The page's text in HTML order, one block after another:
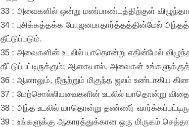
33 : அவைகளில் ஒன்று மண்பாண்டத்திற்குள்
34 : புசிக்கத்தக்க போஜனபாதார்த்தத்தின்மேல் அந்தத்
தீட்டுப்படும்.
35 : அவைகளின் உடலில் யாதொன்று எதின்மேல்
தீட்டுப்பட்டிருக்கும்; ஆகையால், அவைகள்
36 : ஆனாலும், நீரூற்றும் மிகுந்த ஜலம் உண்டாகிய
37 : மேற்சொல்லியவைகளின் உடலில் யாதொன்று
38 : அந்த உடலில் யாதொன்று தண்ணீர்
39 : உங்களுக்கு ஆகாரத்துக்கான ஒரு மிருகம்